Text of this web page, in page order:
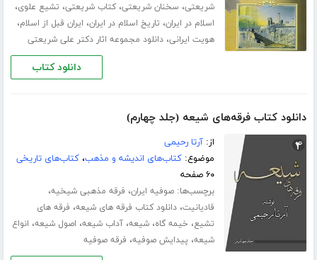
شریعتی، سخنان شریعتی،کتاب شریعتی، تشیع علوی،
اسلام در ایران، تاریخ اسلام در ایران، ایران قبل از اسلام،
هویت ایرانی،دانلود مجموعه اثار دکتر علی شریعتی
دانلود کتاب
دانلود کتاب فرقه‌های شیعه (جلد چهارم)
از:آرتا رحیمی
موضوع:کتاب‌های اندیشه و مذهب،کتاب‌های تاریخی
۶۰ صفحه
برچسب‌ها:صوفیه ایران، فرقه مذهبی شیخیه،
قادیانیت،دانلود کتاب فرقه های شیعه، فرقه های
تشیع، خیمه گاه،شیعه،آداب شیعه، اصول شیعه، انواع
شیعه، پیدایش صوفیه، فرقه صوفیه